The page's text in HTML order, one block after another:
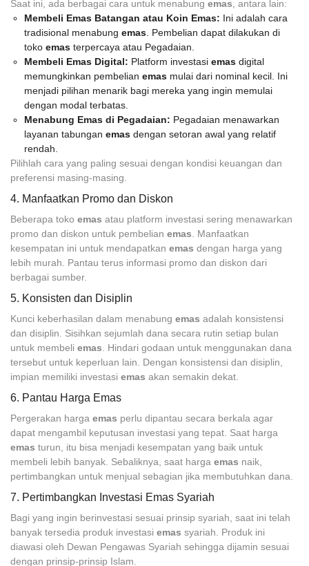
Saat ini, ada berbagai cara untuk menabung emas , antara lain:
Membeli Emas Batangan atau Koin Emas: Ini adalah cara
tradisional menabung emas . Pembelian dapat dilakukan di
toko emas terpercaya atau Pegadaian.
Membeli Emas Digital: Platform investasi emas digital
memungkinkan pembelian emas mulai dari nominal kecil. Ini
menjadi pilihan menarik bagi mereka yang ingin memulai
dengan modal terbatas.
Menabung Emas di Pegadaian: Pegadaian menawarkan
layanan tabungan emas dengan setoran awal yang relatif
rendah.
Pilihlah cara yang paling sesuai dengan kondisi keuangan dan
preferensi masing-masing.
4. Manfaatkan Promo dan Diskon
Beberapa toko emas atau platform investasi sering menawarkan
promo dan diskon untuk pembelian emas . Manfaatkan
kesempatan ini untuk mendapatkan emas dengan harga yang
lebih murah. Pantau terus informasi promo dan diskon dari
berbagai sumber.
5. Konsisten dan Disiplin
Kunci keberhasilan dalam menabung emas adalah konsistensi
dan disiplin. Sisihkan sejumlah dana secara rutin setiap bulan
untuk membeli emas . Hindari godaan untuk menggunakan dana
tersebut untuk keperluan lain. Dengan konsistensi dan disiplin,
impian memiliki investasi emas akan semakin dekat.
6. Pantau Harga Emas
Pergerakan harga emas perlu dipantau secara berkala agar
dapat mengambil keputusan investasi yang tepat. Saat harga
emas turun, itu bisa menjadi kesempatan yang baik untuk
membeli lebih banyak. Sebaliknya, saat harga emas naik,
pertimbangkan untuk menjual sebagian jika membutuhkan dana.
7. Pertimbangkan Investasi Emas Syariah
Bagi yang ingin berinvestasi sesuai prinsip syariah, saat ini telah
banyak tersedia produk investasi emas syariah. Produk ini
diawasi oleh Dewan Pengawas Syariah sehingga dijamin sesuai
dengan prinsip-prinsip Islam.